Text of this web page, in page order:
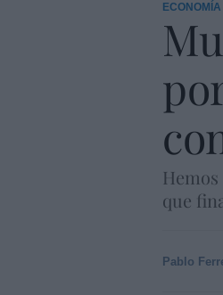
ECONOMÍA
que
Pablo